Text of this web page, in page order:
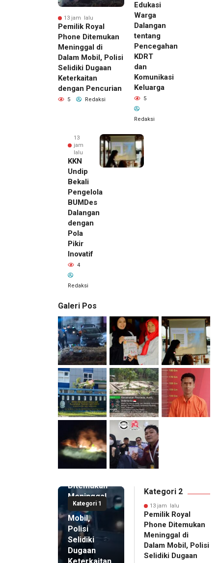
13 jam lalu
Pemilik Royal
Phone Ditemukan
Meninggal di
Dalam Mobil, Polisi
Selidiki Dugaan
Keterkaitan
dengan Pencurian
5 Redaksi
Edukasi
Warga
Dalangan
tentang
Pencegahan
KDRT
dan
Komunikasi
Keluarga
5
Redaksi
13
jam
lalu
KKN
Undip
Bekali
Pengelola
BUMDes
Dalangan
dengan
Pola
Pikir
Inovatif
4
Redaksi
Galeri Pos
Kategori 1
13 jam lalu
Pemilik
Ditemukan
Meninggal
di Dalam
Mobil,
Polisi
Selidiki
Dugaan
Kategori 2
13 jam lalu
Pemilik Royal
Phone Ditemukan
Meninggal di
Dalam Mobil, Polisi
Selidiki Dugaan